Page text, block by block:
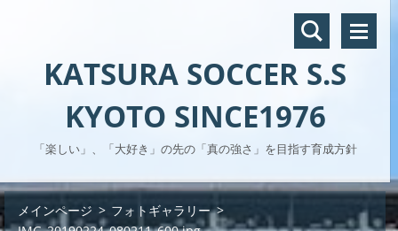
KATSURA SOCCER S.S
KYOTO SINCE1976
「楽しい」、「大好き」の先の「真の強さ」を目指す育成方針
メインページ > フォトギャラリー >